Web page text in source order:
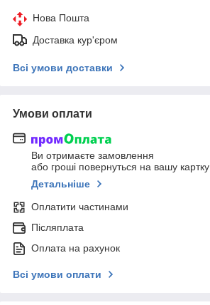
Нова Пошта
Доставка кур'єром
Всі умови доставки
Умови оплати
Ви отримаєте замовлення
або гроші повернуться на вашу картку
Детальніше
Оплатити частинами
Післяплата
Оплата на рахунок
Всі умови оплати